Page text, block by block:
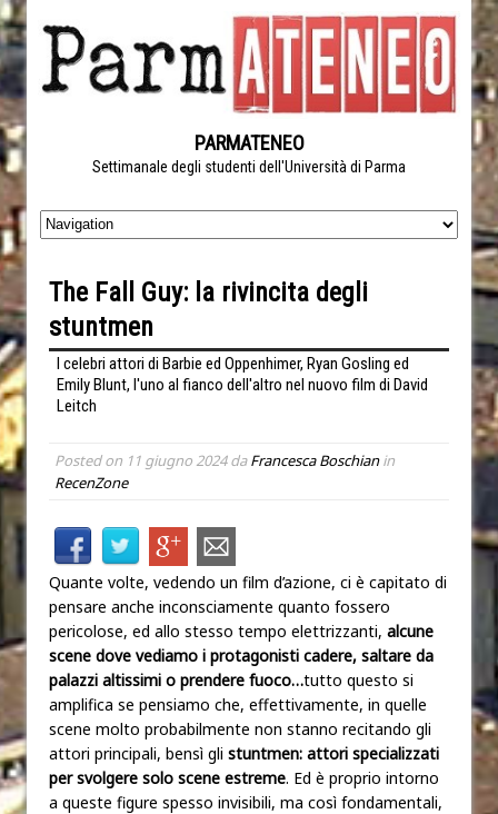
PARMATENEO
Settimanale degli studenti dell'Università di Parma
The Fall Guy: la rivincita degli
stuntmen
I celebri attori di Barbie ed Oppenhimer, Ryan Gosling ed
Emily Blunt, l'uno al fianco dell'altro nel nuovo film di David
Leitch
Posted on 11 giugno 2024daFrancesca Boschianin
RecenZone
Quante volte, vedendo un film d’azione, ci è capitato di
pensare anche inconsciamente quanto fossero
pericolose, ed allo stesso tempo elettrizzanti, alcune
scene dove vediamo i protagonisti cadere, saltare da
palazzi altissimi o prendere fuoco…tutto questo si
amplifica se pensiamo che, effettivamente, in quelle
scene molto probabilmente non stanno recitando gli
attori principali, bensì gli stuntmen: attori specializzati
per svolgere solo scene estreme. Ed è proprio intorno
a queste figure spesso invisibili, ma così fondamentali,